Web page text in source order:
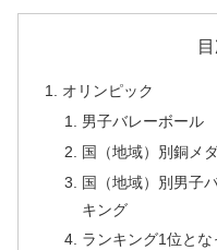
オリンピック
男子バレーボール
国（地域）別銅メ
国（地域）別男子
キング
ランキング1位と